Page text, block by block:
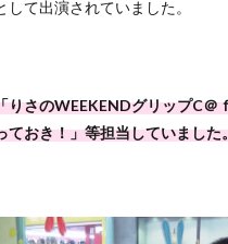
て出演されていました。
りさのWEEKENDグリップC＠
ておき！」等担当していました